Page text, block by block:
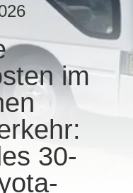
im
30-